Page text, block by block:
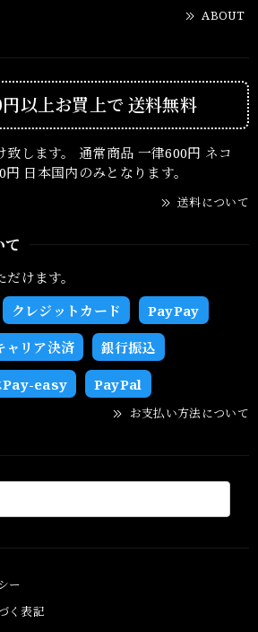
ABOUT
以上お買上で送料無料
致します。 通常商品 一律600円 ネコ
日本国内のみとなります。
送料について
けます。
クレジットカード PayPay
ャリア決済 銀行振込
Pay-easy PayPal
お支払い方法について
ー
く表記